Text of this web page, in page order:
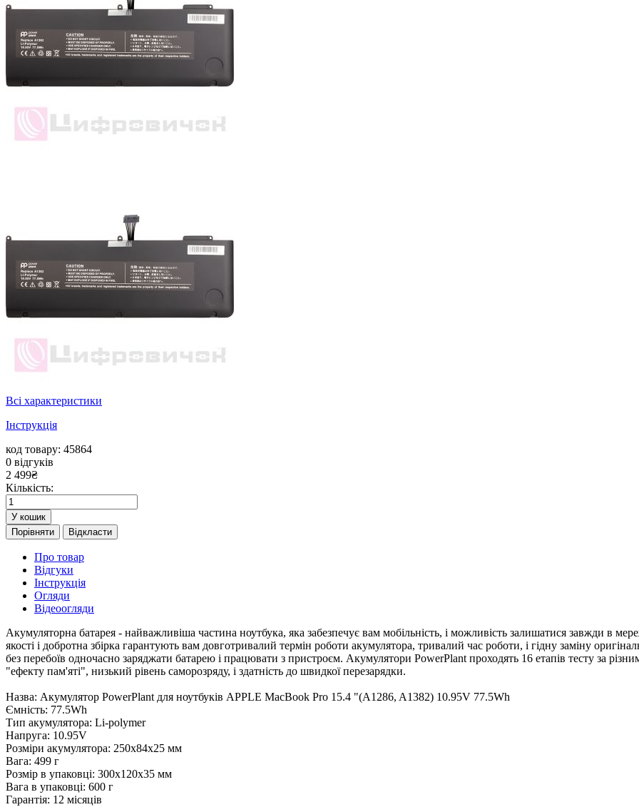
Всі характеристики
Інструкція
код товару: 45864
0 відгуків
2 499₴
Кількість:
У кошик
Порівняти
Відкласти
Про товар
Відгуки
Інструкція
Огляди
Відеоогляди
Акумуляторна батарея - найважливіша частина ноутбука, яка забезпечує вам мобільність, і можливість залишатися завжди в
якості і добротна збірка гарантують вам довготривалий термін роботи акумулятора, тривалий час роботи, і гідну заміну
без перебоїв одночасно заряджати батарею і працювати з пристроєм. Акумулятори PowerPlant проходять 16 етапів тесту за
"ефекту пам'яті", низький рівень саморозряду, і здатність до швидкої перезарядки.
Назва: Акумулятор PowerPlant для ноутбуків APPLE MacBook Pro 15.4 "(A1286, A1382) 10.95V 77.5Wh
Ємність: 77.5Wh
Тип акумулятора: Li-polymer
Напруга: 10.95V
Розміри акумулятора: 250x84x25 мм
Вага: 499 г
Розмір в упаковці: 300x120x35 мм
Вага в упаковці: 600 г
Гарантія: 12 місяців